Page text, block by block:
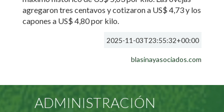
agregaron tres centavos y cotizaron a US$ 4,73 y los
capones a US$ 4,80 por kilo.
2025-11-03T23:55:32+00:00
blasinayasociados.com
ADMINISTRACIÓN